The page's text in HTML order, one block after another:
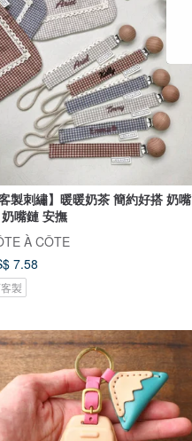
客製刺繡】暖暖奶茶 簡約好搭 奶嘴
嘴鏈 安撫
À CÔTE
7.58
製